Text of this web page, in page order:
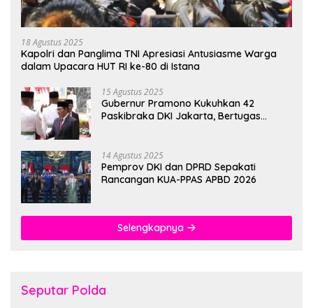
18 Agustus 2025
Kapolri dan Panglima TNI Apresiasi Antusiasme Warga
dalam Upacara HUT RI ke-80 di Istana
15 Agustus 2025
Gubernur Pramono Kukuhkan 42
Paskibraka DKI Jakarta, Bertugas
14 Agustus 2025
Pemprov DKI dan DPRD Sepakati
Rancangan KUA-PPAS APBD 2026
Selengkapnya
Seputar Polda